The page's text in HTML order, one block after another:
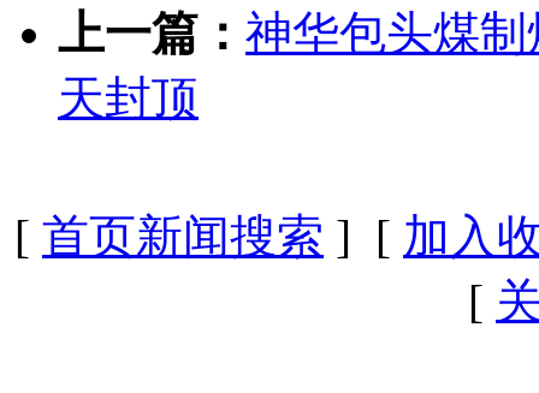
上一篇： 神华包头煤
天封顶
[ 首页新闻搜索 ] [ 加入
[